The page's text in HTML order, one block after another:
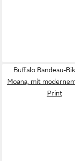
Buffalo Bandeau-
Moana, mit
Print